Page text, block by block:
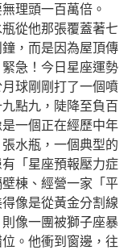
理頭一百萬倍。
從他那張覆蓋著七
，而是因為屋頂傳
急！今日星座運勢
球剛剛打了一個噴
點九，陡降至負百
一個正在經歷中年
水瓶，一個典型的
「星座預報壓力症
棟、經營一家「平
像是從黃金分割線
像一團被獅子座暴
。他衝到窗邊，往